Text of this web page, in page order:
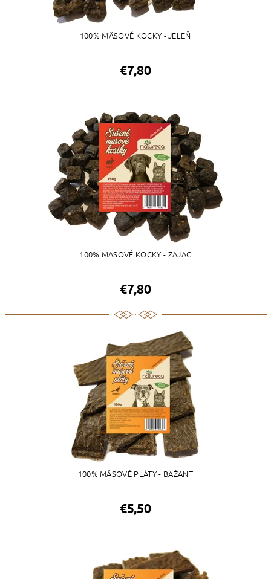
100% MÄSOVÉ KOCKY - JELEŇ
€7,80
100% MÄSOVÉ KOCKY - ZAJAC
€7,80
100% MÄSOVÉ PLÁTY - BAŽANT
€5,50